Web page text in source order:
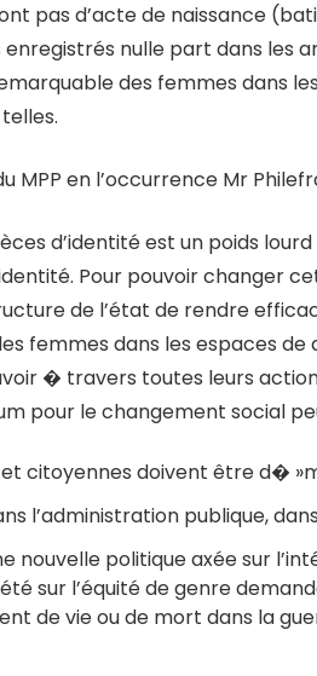
pas d’acte de naissance
nulle part dans les
des femmes dans
MPP en l’occurrence Mr
d’identité est un poids
Pour pouvoir changer
de l’état de rendre
femmes dans les espaces
� travers toutes leurs
pour le changement social
citoyennes doivent être d�
l’administration publique,
nouvelle politique axée sur
sur l’équité de genre
de vie ou de mort dans la